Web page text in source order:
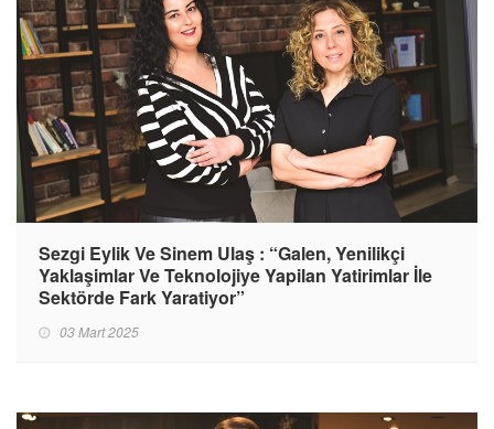
Sezgi Eylik Ve Sinem Ulaş : “Galen, Yenilikçi
Yaklaşimlar Ve Teknolojiye Yapilan Yatirimlar İle
Sektörde Fark Yaratiyor”
03 Mart 2025